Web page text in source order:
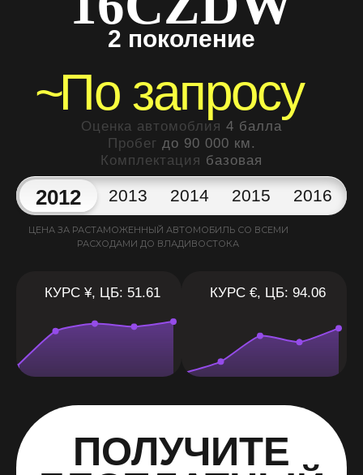
2 поколение
~По запросу
Оценка автомоблия 4 балла
Пробег до 90 000 км.
Комплектация базовая
2012 2013 2014 2015 2016
ЦЕНА ЗА РАСТАМОЖЕННЫЙ АВТОМОБИЛЬ СО ВСЕМИ
РАСХОДАМИ ДО ВЛАДИВОСТОКА
КУРС ¥, ЦБ: 51.61 КУРС €, ЦБ: 94.06
ПОЛУЧИТЕ